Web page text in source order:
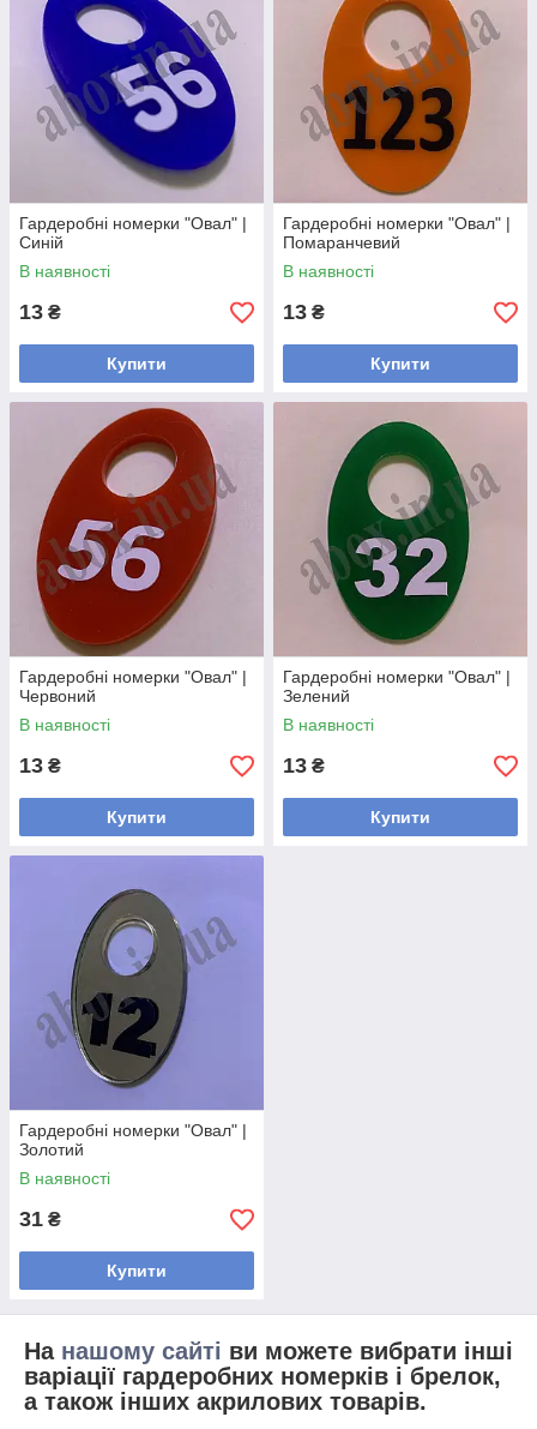
Гардеробні номерки "Овал" |
Синій
В наявності
13 ₴
Купити
Гардеробні номерки "Овал" |
Помаранчевий
В наявності
13 ₴
Купити
Гардеробні номерки "Овал" |
Червоний
В наявності
13 ₴
Купити
Гардеробні номерки "Овал" |
Зелений
В наявності
13 ₴
Купити
Гардеробні номерки "Овал" |
Золотий
В наявності
31 ₴
Купити
На нашому сайті ви можете вибрати інші
варіації гардеробних номерків і брелок,
а також інших акрилових товарів.